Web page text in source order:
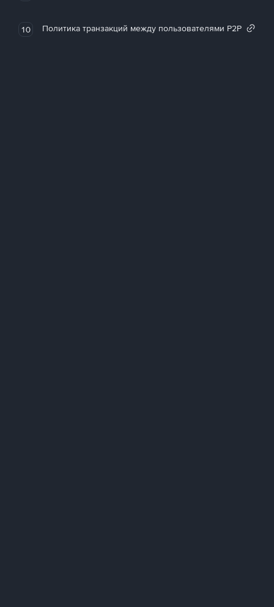
10 Политика транзакций между пользователями P2P